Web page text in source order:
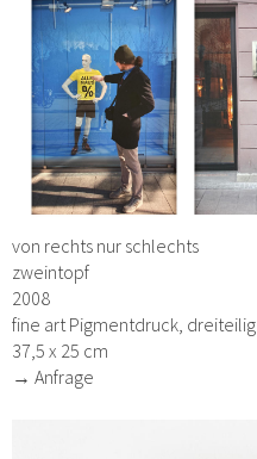
von rechts nur schlechts
zweintopf
2008
fine art Pigmentdruck, dreiteilig
37,5 x 25 cm
→ Anfrage